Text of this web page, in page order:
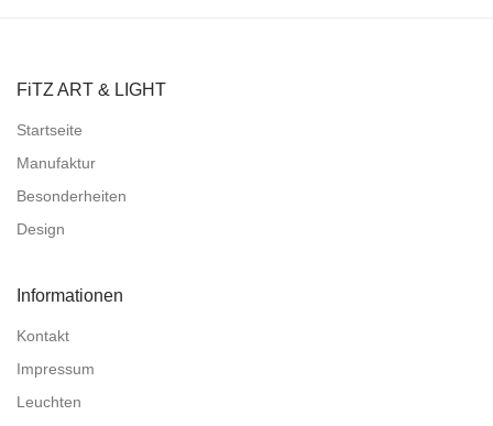
FiTZ ART & LIGHT
Startseite
Manufaktur
Besonderheiten
Design
Informationen
Kontakt
Impressum
Leuchten